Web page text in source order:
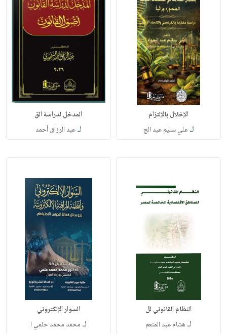
الإخلال بالإلتزام
لـعلي سليم عبد الج
المدخل لدراسة الق
لـعبد الرزاق أحمد
النظام القانوني لل
لـ هشام عبد المنعم
السوار الإلكتروني
لـ محمد محمد حلمي ا